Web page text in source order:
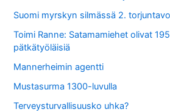
Suomi myrskyn silmässä 2.
Toimi Ranne: Satamamiehet olivat
pätkätyöläisiä
Mannerheimin agentti
Mustasurma 1300-luvulla
Terveysturvallisuusko uhka?